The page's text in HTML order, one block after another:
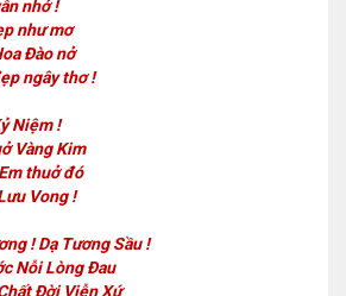
nhớ !
như mơ
Đào nở
ngây thơ !
Niệm !
Vàng Kim
thuở đó
Vong !
! Dạ Tương Sầu !
Nỗi Lòng Đau
Đời Viễn Xứ